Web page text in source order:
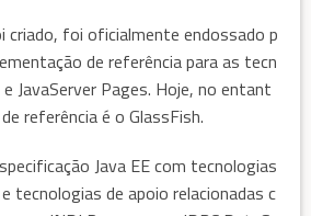
criado, foi oficialmente endossado p
de referência para as tecn
JavaServer Pages. Hoje, no entant
referência é o GlassFish.
Java EE com tecnologias
tecnologias de apoio relacionadas c